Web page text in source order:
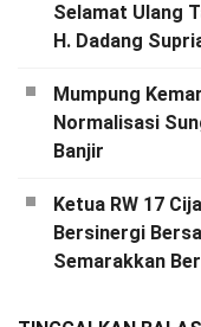
Selamat Ulang
H. Dadang
Mumpung
Normalisasi
Banjir
Ketua RW 17
Bersinergi
Semarakkan